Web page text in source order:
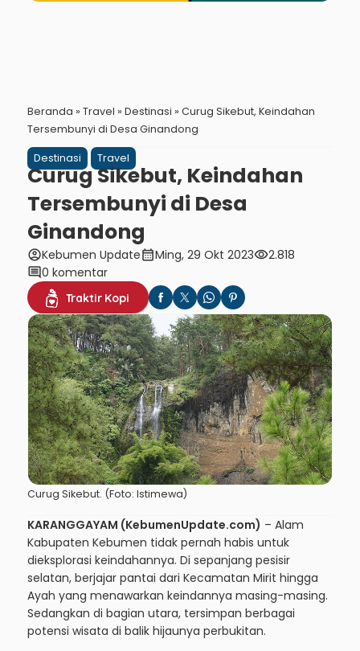
Beranda » Travel » Destinasi » Curug Sikebut, Keindahan
Tersembunyi di Desa Ginandong
Destinasi Travel
Curug Sikebut, Keindahan
Tersembunyi di Desa
Ginandong
account_circleKebumen Updatecalendar_monthMing, 29 Okt 2023visibility2.818
comment0 komentar
Traktir Kopi
Curug Sikebut. (Foto: Istimewa)
KARANGGAYAM (KebumenUpdate.com) – Alam
Kabupaten Kebumen tidak pernah habis untuk
dieksplorasi keindahannya. Di sepanjang pesisir
selatan, berjajar pantai dari Kecamatan Mirit hingga
Ayah yang menawarkan keindannya masing-masing.
Sedangkan di bagian utara, tersimpan berbagai
potensi wisata di balik hijaunya perbukitan.